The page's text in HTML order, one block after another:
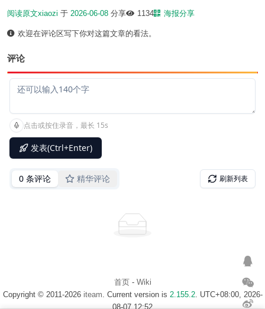
阅读原文xiaozi 于 2026-06-08 分享 1134 海报分享
欢迎在评论区写下你对这篇文章的看法。
评论
首页- Wiki
Copyright © 2011-2026 iteam. Current version is 2.155.2. UTC+08:00, 2026-
08-07 12:52